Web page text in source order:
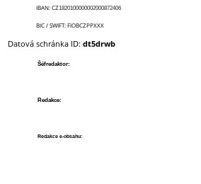
IBAN: CZ1820100000002000872406
BIC / SWIFT: FIOBCZPPXXX
Datová schránka ID:dt5drwb
Šéfredaktor:
Redakce:
Redakce e-obsahu: